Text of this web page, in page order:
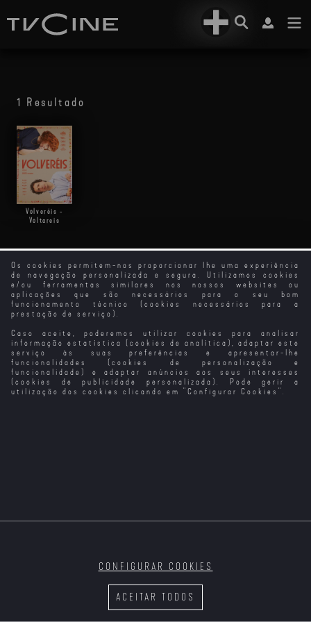
Os cookies permitem-nos proporcionar lhe uma experiência
de navegação personalizada e segura. Utilizamos cookies
e/ou ferramentas similares nos nossos websites ou
aplicações que são necessários para o seu bom
funcionamento técnico (cookies necessários para a
prestação de serviço).
Caso aceite, poderemos utilizar cookies para analisar
informação estatística (cookies de analítica), adaptar este
serviço às suas preferências e apresentar-lhe
funcionalidades (cookies de personalização e
funcionalidade) e adaptar anúncios aos seus interesses
(cookies de publicidade personalizada). Pode gerir a
utilização dos cookies clicando em " Configurar Cookies ".
ACEITAR TODOS
CONFIGURAR COOKIES
1 Resultado
Volveréis -
Voltareis